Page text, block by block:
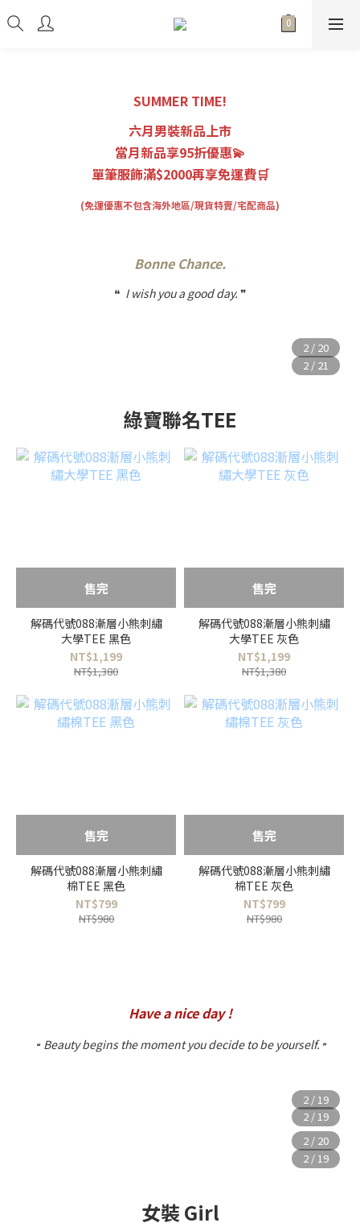
SUMMER TIME!
六月男裝新品上市
當月新品享95折優惠💫
單筆服飾滿$2000再享免運費🛒
(免運優惠不包含海外地區/現貨特賣/宅配商品)
Bonne Chance.
❝ I wish you a good day. ❞
綠寶聯名TEE
售完
解碼代號088漸層小熊刺繡
大學TEE 黑色
NT$1,199
NT$1,380
售完
解碼代號088漸層小熊刺繡
大學TEE 灰色
NT$1,199
NT$1,380
售完
解碼代號088漸層小熊刺繡
棉TEE 黑色
NT$799
NT$980
售完
解碼代號088漸層小熊刺繡
棉TEE 灰色
NT$799
NT$980
Have a nice day !
❝ Beauty begins the moment you decide to be yourself. ❞
女裝 Girl